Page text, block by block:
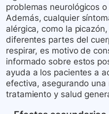
problemas neurológicos
Además, cualquier
alérgica, como la
diferentes partes del
respirar, es motivo de
informado sobre estos
ayuda a los pacientes a
efectiva, asegurando
tratamiento y salud